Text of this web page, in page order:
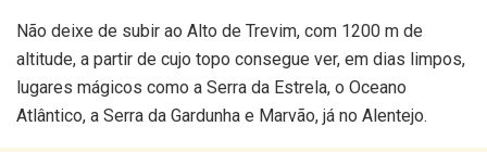
Não deixe de subir ao Alto de Trevim, com 1200 m de
altitude, a partir de cujo topo consegue ver, em dias limpos,
lugares mágicos como a Serra da Estrela, o Oceano
Atlântico, a Serra da Gardunha e Marvão, já no Alentejo.